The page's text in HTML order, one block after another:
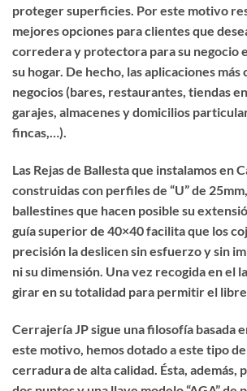
proteger superficies. Por este motivo
mejores opciones para clientes que
corredera y protectora para su negocio
su hogar. De hecho, las aplicaciones más
negocios (bares, restaurantes, tiendas
garajes, almacenes y domicilios
fincas,…).
Las Rejas de Ballesta que instalamos en
construidas con perfiles de “U” de
ballestines que hacen posible su
guía superior de 40×40 facilita que los
precisión la deslicen sin esfuerzo y sin
ni su dimensión. Una vez recogida en el
girar en su totalidad para permitir el libre
Cerrajería JP sigue una filosofía basada
este motivo, hemos dotado a este tipo
cerradura de alta calidad. Ésta, además,